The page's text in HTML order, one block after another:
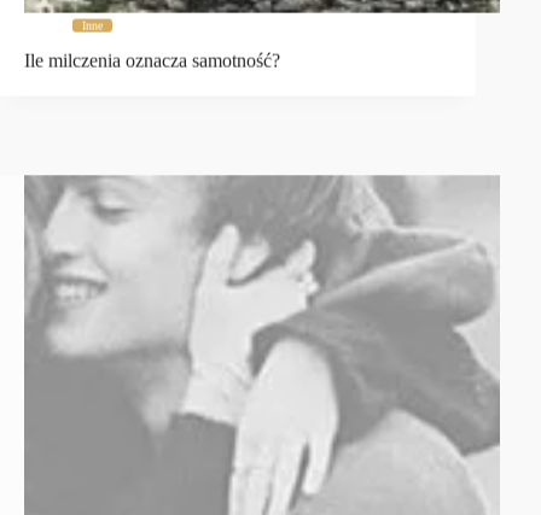
Inne
Ile milczenia oznacza samotność?